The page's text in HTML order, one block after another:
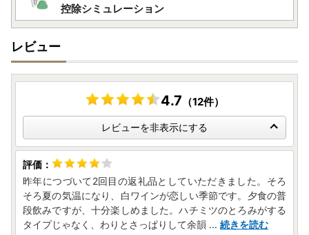
控除シミュレーション
レビュー
4.7 （12件）
レビューを非表示にする
昨年につづいて2回目の返礼品としていただきました。そろ
そろ夏の気温になり、白ワインが恋しい季節です。夕食の普
段飲みですが、十分楽しめました。ハチミツのとろみがする
タイプじゃなく、わりとさっぱりして余韻 ... 続きを読む